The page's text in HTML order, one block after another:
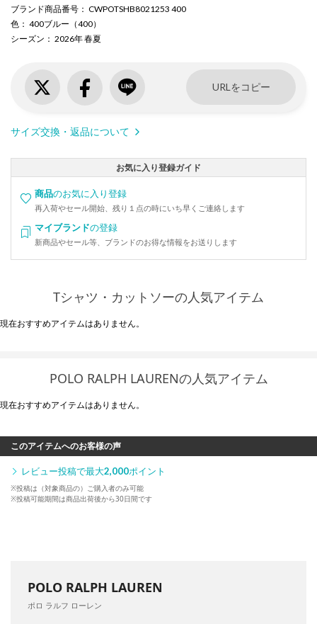
ブランド商品番号 ： CWPOTSHB8021253 400
色 ： 400ブルー（400）
シーズン ： 2026年 春夏
URLをコピー
サイズ交換・返品について
お気に入り登録ガイド
商品のお気に入り登録
再入荷やセール開始、残り１点の時にいち早くご連絡します
マイブランドの登録
新商品やセール等、ブランドのお得な情報をお送りします
Tシャツ・カットソーの人気アイテム
現在おすすめアイテムはありません。
POLO RALPH LAURENの人気アイテム
現在おすすめアイテムはありません。
このアイテムへのお客様の声
レビュー投稿で最大2,000ポイント
※投稿は（対象商品の）ご購入者のみ可能
※投稿可能期間は商品出荷後から30日間です
POLO RALPH LAUREN
ポロ ラルフ ローレン